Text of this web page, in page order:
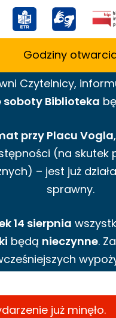
Godziny
Czytelnicy,
soboty Biblioteka
przy Placu Vogla
(na skutek
– jest już
sprawny.
14 sierpnia
będą nieczynne.
już minęło.